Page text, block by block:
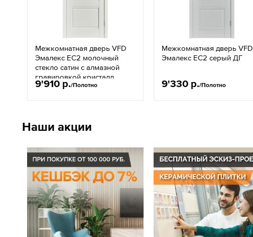
Межкомнатная дверь VFD
Эмалекс EC2 молочный
стекло сатин с алмазной
гравировкой кристалл
кросс
9'910 р./Полотно
Межкомнатная дверь VFD
Эмалекс EC2 серый ДГ
9'330 р./Полотно
Наши акции